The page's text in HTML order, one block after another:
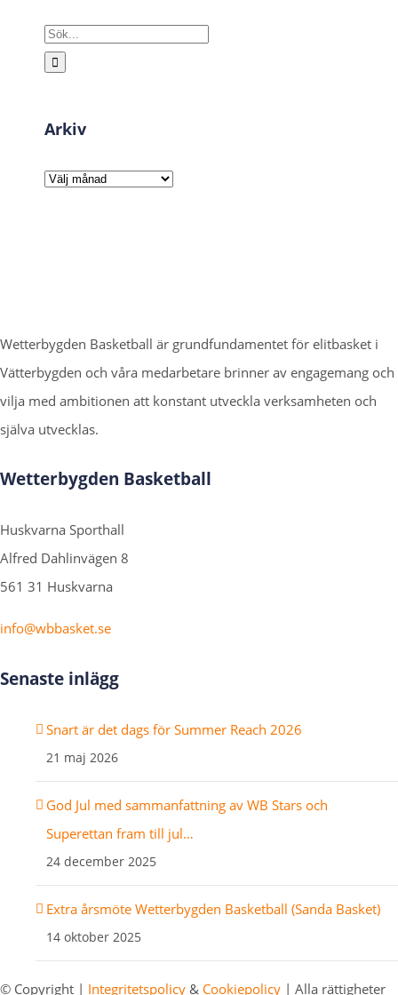
Sök
efter:
Arkiv
Arkiv
Wetterbygden Basketball är grundfundamentet för elitbasket i
Vätterbygden och våra medarbetare brinner av engagemang och
vilja med ambitionen att konstant utveckla verksamheten och
själva utvecklas.
Wetterbygden Basketball
Huskvarna Sporthall
Alfred Dahlinvägen 8
561 31 Huskvarna
info@wbbasket.se
Senaste inlägg
Snart är det dags för Summer Reach 2026
21 maj 2026
God Jul med sammanfattning av WB Stars och
Superettan fram till jul…
24 december 2025
Extra årsmöte Wetterbygden Basketball (Sanda Basket)
14 oktober 2025
© Copyright | Integritetspolicy & Cookiepolicy | Alla rättigheter